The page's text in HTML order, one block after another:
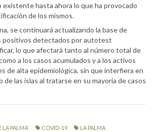
hasta ahora lo que ha provocado
de los mismos.
se continuará actualizando la base de
positivos detectados por autotest
lo que afectará tanto al número total de
a los casos acumulados y a los activos
de alta epidemiológica, sin que interfiera en
de las islas al tratarse en su mayoría de casos
LA PALMA' COVID-19 LA PALMA